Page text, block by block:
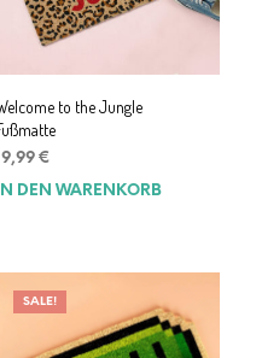
to the Jungle
19,99 €
IN DEN WARENKORB
SALE!